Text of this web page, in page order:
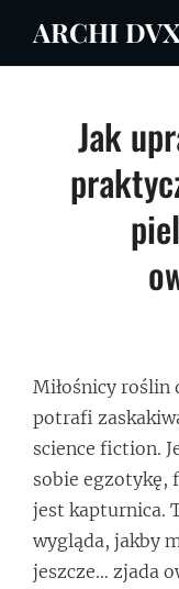
ARCHI DVX
Jak
Miłośnicy roślin
potrafi
science fiction.
sobie egzotykę,
jest kapturnica.
wygląda, jakby
jeszcze… zjada
Nawigacja
wpisu